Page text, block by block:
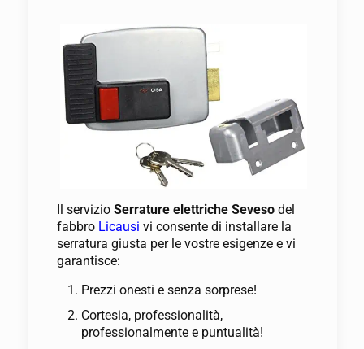
Il servizio Serrature elettriche Seveso del
fabbro Licausi vi consente di installare la
serratura giusta per le vostre esigenze e vi
garantisce:
Prezzi onesti e senza sorprese!
Cortesia, professionalità,
professionalmente e puntualità!